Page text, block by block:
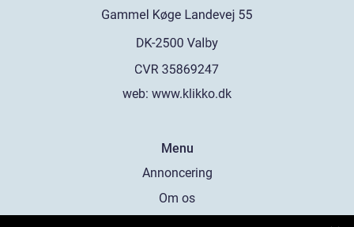
web: www.klikko.dk
Menu
Annoncering
Om os